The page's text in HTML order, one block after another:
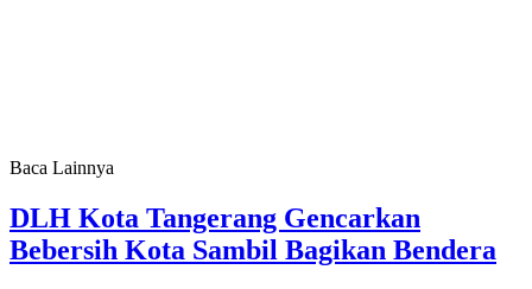
Baca Lainnya
DLH Kota Tangerang Gencarkan
Bebersih Kota Sambil Bagikan Bendera